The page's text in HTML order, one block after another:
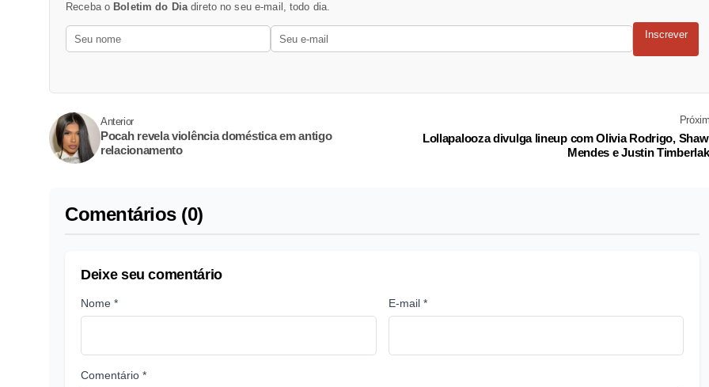
Receba o Boletim do Diadireto no seu e-mail, todo dia.
Inscrever
Anterior
Pocah revela violência doméstica em antigo
relacionamento
Lollapalooza divulga lineup com Olivia Rodrigo,
Mendes e Justin
Comentários (0)
Deixe seu comentário
Nome * E-mail *
Comentário *